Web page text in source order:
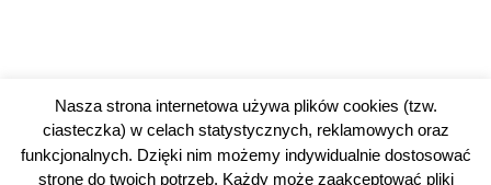
Nasza strona internetowa używa plików cookies (tzw.
ciasteczka) w celach statystycznych, reklamowych oraz
funkcjonalnych. Dzięki nim możemy indywidualnie dostosować
stronę do twoich potrzeb. Każdy może zaakceptować pliki